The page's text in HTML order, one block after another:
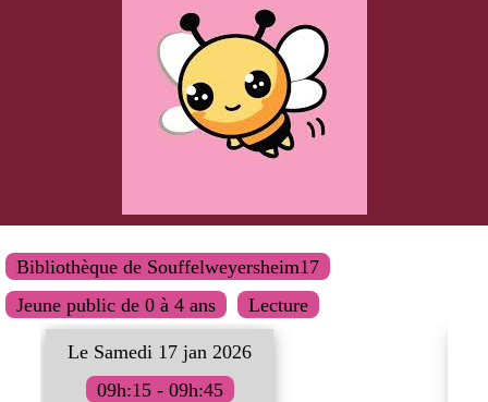
Bibliothèque de Souffelweyersheim17
Jeune public de 0 à 4 ans
Lecture
Le Samedi 17 jan 2026
09h:15 - 09h:45